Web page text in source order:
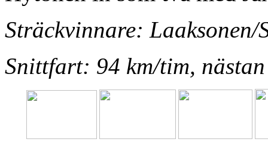
Sträckvinnare: Laaksonen/
Snittfart: 94 km/tim,